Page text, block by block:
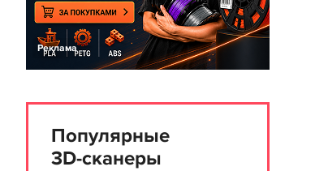
Реклама
Популярные
3D-сканеры